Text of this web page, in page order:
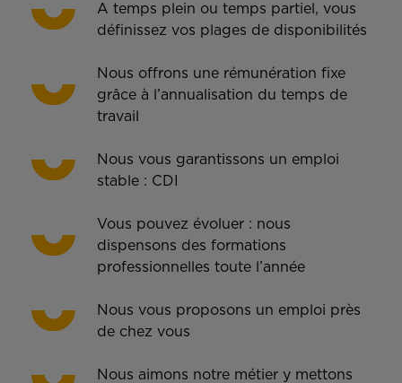
A temps plein ou temps partiel, vous
définissez vos plages de disponibilités
Nous offrons une rémunération fixe
grâce à l’annualisation du temps de
travail
Nous vous garantissons un emploi
stable : CDI
Vous pouvez évoluer : nous
dispensons des formations
professionnelles toute l’année
Nous vous proposons un emploi près
de chez vous
Nous aimons notre métier y mettons